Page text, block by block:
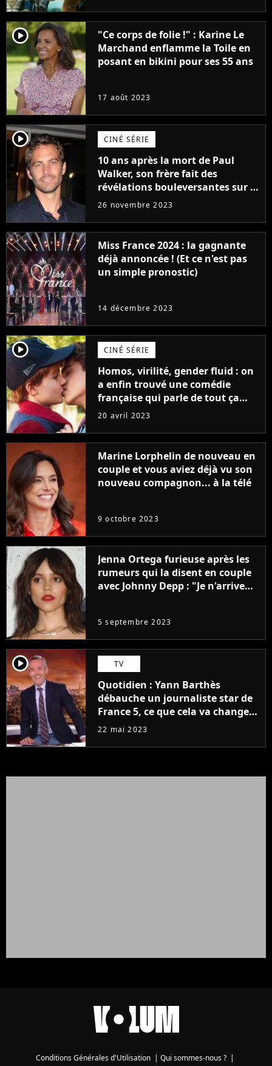
player2
"Ce corps de folie !" : Karine Le
Marchand enflamme la Toile en
posant en bikini pour ses 55 ans
17 août 2023
player2 CINÉ SÉRIE
10 ans après la mort de Paul
Walker, son frère fait des
révélations bouleversantes sur la
réaction des acteurs de Fast and
26 novembre 2023
Miss France 2024 : la gagnante
déjà annoncée ! (Et ce n'est pas
un simple pronostic)
14 décembre 2023
player2 CINÉ SÉRIE
Homos, virilité, gender fluid : on
a enfin trouvé une comédie
française qui parle de tout ça
sans être super ringarde
20 avril 2023
Marine Lorphelin de nouveau en
couple et vous aviez déjà vu son
nouveau compagnon... à la télé
9 octobre 2023
Jenna Ortega furieuse après les
rumeurs qui la disent en couple
avec Johnny Depp : "Je n'arrive
5 septembre 2023
player2 TV
Quotidien : Yann Barthès
débauche un journaliste star de
France 5, ce que cela va changer
à la rentrée
22 mai 2023
Conditions Générales d'Utilisation Qui sommes-nous ?